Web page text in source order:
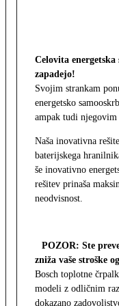
Celovita
zapadejo!
Svojim strankam
energetsko
ampak tudi
Naša inovativna
baterijskega
še inovativno
rešitev prinaša
neodvisnost.
POZOR: Ste
zniža vaše stroške
Bosch toplotne
modeli z odličnim
dokazano